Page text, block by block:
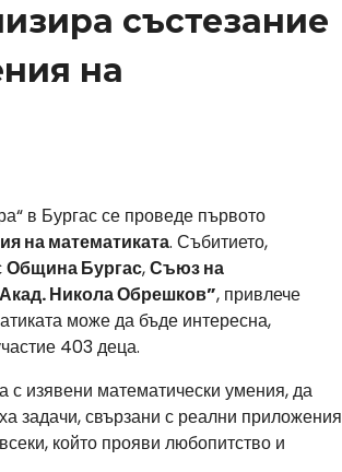
състезание
на
в Бургас се проведе първото
на математиката. Събитието,
Община Бургас,Съюз на
Никола Обрешков”, привлече
може да бъде интересна,
403 деца.
изявени математически умения, да
задачи, свързани с реални приложения
който прояви любопитство и